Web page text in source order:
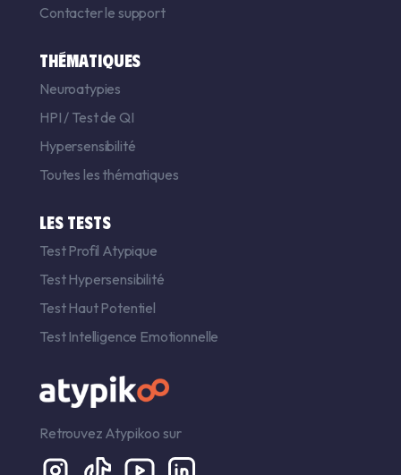
Contacter le support
THÉMATIQUES
Neuroatypies
HPI / Test de QI
Hypersensibilité
Toutes les thématiques
LES TESTS
Test Profil Atypique
Test Hypersensibilité
Test Haut Potentiel
Test Intelligence Emotionnelle
Retrouvez Atypikoo sur